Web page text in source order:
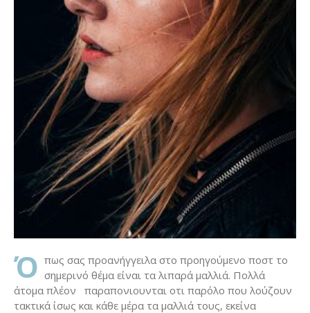
Ό πως σας προανήγγειλα στο προηγούμενο ποστ το
σημερινό θέμα είναι τα λιπαρά μαλλιά. Πολλά
άτομα πλέον παραπονιουνται οτι παρόλο που λούζουν
τακτικά ίσως και κάθε μέρα τα μαλλιά τους, εκείνα